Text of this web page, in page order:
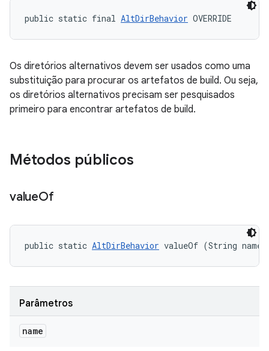
public static final AltDirBehavior OVERRIDE
Os diretórios alternativos devem ser usados como uma
substituição para procurar os artefatos de build. Ou seja,
os diretórios alternativos precisam ser pesquisados
primeiro para encontrar artefatos de build.
Métodos públicos
valueOf
public static AltDirBehavior valueOf (String name)
Parâmetros
name